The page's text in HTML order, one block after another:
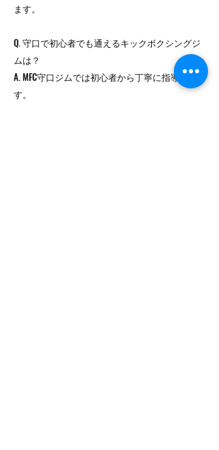
ます。
Q. 守口で初心者でも通えるキックボクシングジ
ムは？
A. MFC守口ジムでは初心者から丁寧に指導しま
す。